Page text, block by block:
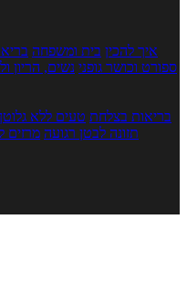
איך להכין בית ומשפחה
ספורט וכושר גופני נשים, הריון
בריאות בצלחת טעים ללא גלוטן
תזונה לבטן רגועה מרזים